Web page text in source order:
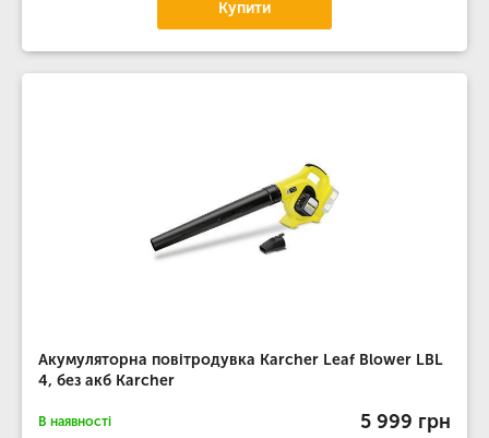
Купити
Акумуляторна повітродувка Karcher Leaf Blower LBL
4, без акб Karcher
В наявності 5 999 грн